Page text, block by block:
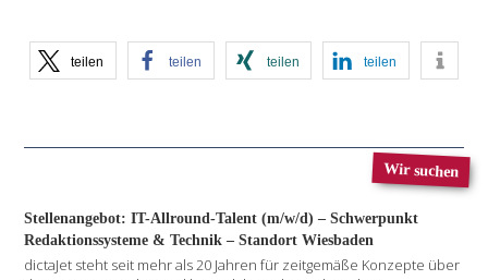
teilen teilen teilen teilen
Wir suchen
Stellenangebot: IT-Allround-Talent (m/w/d) – Schwerpunkt
Redaktionssysteme & Technik – Standort Wiesbaden
dictaJet steht seit mehr als 20 Jahren für zeitgemäße Konzepte über